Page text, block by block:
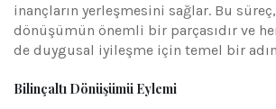
inançların yerleşmesini sağlar. Bu
dönüşümün önemli bir parçasıdır ve
de duygusal iyileşme için temel bir
Bilinçaltı Dönüşümü Eylemi